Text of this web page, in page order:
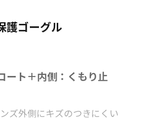
護ゴーグル
ート＋内側：くもり止
ズ外側にキズのつきにくい